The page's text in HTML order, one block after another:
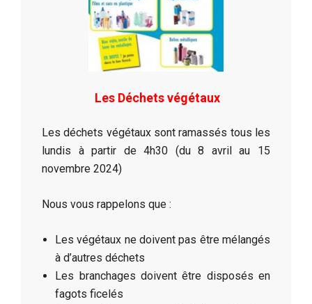
Les Déchets végétaux
Les déchets végétaux sont ramassés tous les
lundis à partir de 4h30 (du 8 avril au 15
novembre 2024)
Nous vous rappelons que :
Les végétaux ne doivent pas être mélangés
à d’autres déchets
Les branchages doivent être disposés en
fagots ficelés